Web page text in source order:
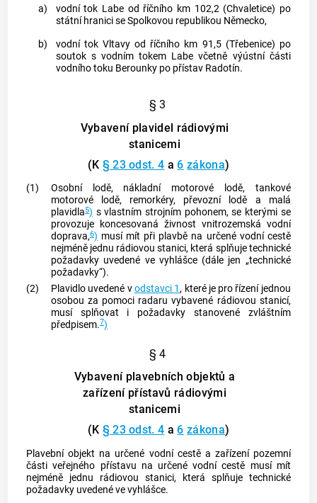
a)
vodní tok Labe od říčního km 102,2 (Chvaletice) po
státní hranici se Spolkovou republikou Německo,
b)
vodní tok Vltavy od říčního km 91,5 (Třebenice) po
soutok s vodním tokem Labe včetně výústní části
vodního toku Berounky po přístav Radotín.
§ 3
Vybavení plavidel rádiovými
stanicemi
(K § 23 odst. 4 a 6 zákona)
(1)
Osobní lodě, nákladní motorové lodě, tankové
motorové lodě, remorkéry, převozní lodě a malá
plavidla5) s vlastním strojním pohonem, se kterými se
provozuje koncesovaná živnost vnitrozemská vodní
doprava,6) musí mít při plavbě na určené vodní cestě
nejméně jednu rádiovou stanici, která splňuje technické
požadavky uvedené ve vyhlášce (dále jen „technické
požadavky“).
(2)
Plavidlo uvedené vodstavci 1, které je pro řízení jednou
osobou za pomoci radaru vybavené rádiovou stanicí,
musí splňovat i požadavky stanovené zvláštním
předpisem.7)
§ 4
Vybavení plavebních objektů a
zařízení přístavů rádiovými
stanicemi
(K § 23 odst. 4 a 6 zákona)
Plavební objekt na určené vodní cestě a zařízení pozemní
části veřejného přístavu na určené vodní cestě musí mít
nejméně jednu rádiovou stanici, která splňuje technické
požadavky uvedené ve vyhlášce.